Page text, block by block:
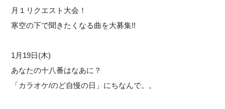
月１リクエスト大会！
寒空の下で聞きたくなる曲を大募集!!
1月19日(木)
あなたの十八番はなあに？
「カラオケ/のど自慢の日」にちなんで。。